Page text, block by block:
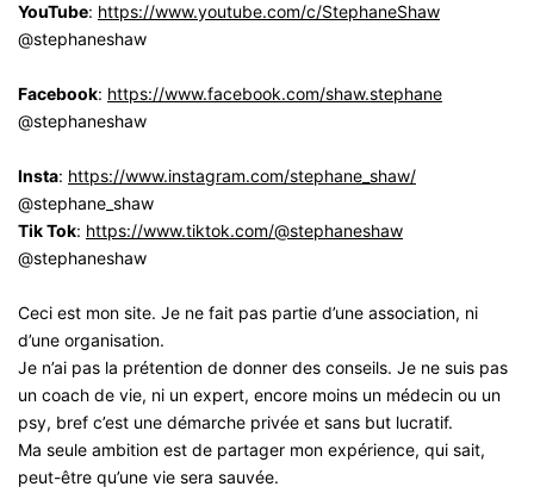
YouTube: https://www.youtube.com/c/StephaneShaw
@stephaneshaw
Facebook: https://www.facebook.com/shaw.stephane
@stephaneshaw
Insta: https://www.instagram.com/stephane_shaw/
@stephane_shaw
Tik Tok: https://www.tiktok.com/@stephaneshaw
@stephaneshaw
Ceci est mon site. Je ne fait pas partie d’une association, ni
d’une organisation.
Je n’ai pas la prétention de donner des conseils. Je ne suis pas
un coach de vie, ni un expert, encore moins un médecin ou un
psy, bref c’est une démarche privée et sans but lucratif.
Ma seule ambition est de partager mon expérience, qui sait,
peut-être qu’une vie sera sauvée.